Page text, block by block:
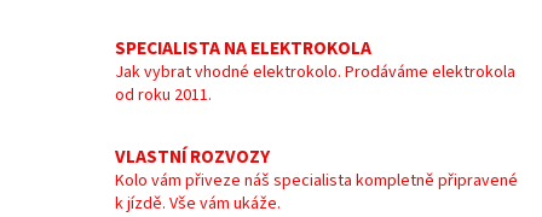
SPECIALISTA NA ELEKTROKOLA
Jak vybrat vhodné elektrokolo. Prodáváme elektrokola
od roku 2011.
VLASTNÍ ROZVOZY
Kolo vám přiveze náš specialista kompletně připravené
k jízdě. Vše vám ukáže.